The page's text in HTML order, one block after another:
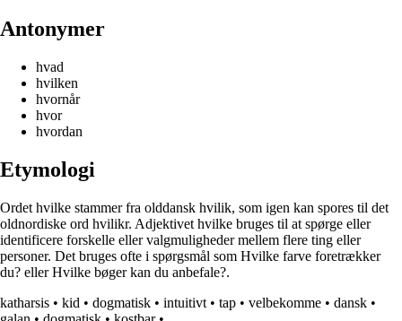
Antonymer
hvad
hvilken
hvornår
hvor
hvordan
Etymologi
Ordet hvilke stammer fra olddansk hvilik, som igen kan spores til det
oldnordiske ord hvilikr. Adjektivet hvilke bruges til at spørge eller
identificere forskelle eller valgmuligheder mellem flere ting eller
personer. Det bruges ofte i spørgsmål som Hvilke farve foretrækker
du? eller Hvilke bøger kan du anbefale?.
katharsis • kid • dogmatisk • intuitivt • tap • velbekomme • dansk •